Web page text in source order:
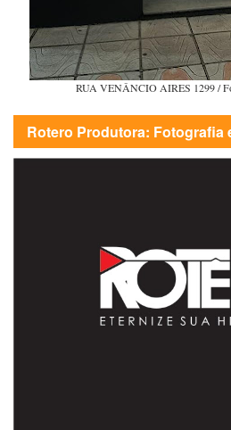
RUA VENÂNCIO AIRES 1299 /
Rotero Produtora: Fotografia